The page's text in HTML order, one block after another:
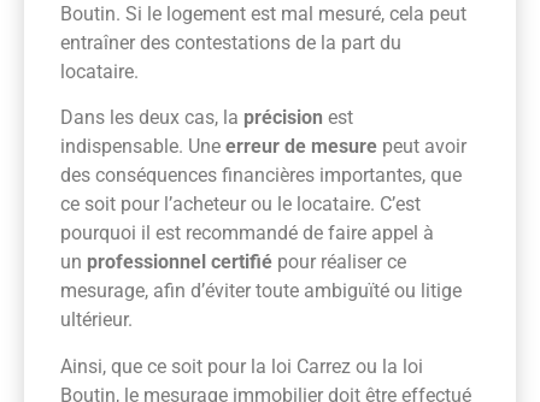
Boutin. Si le logement est mal mesuré, cela peut
entraîner des contestations de la part du
locataire.
Dans les deux cas, la précision est
indispensable. Une erreur de mesure peut avoir
des conséquences financières importantes, que
ce soit pour l’acheteur ou le locataire. C’est
pourquoi il est recommandé de faire appel à
un professionnel certifié pour réaliser ce
mesurage, afin d’éviter toute ambiguïté ou litige
ultérieur.
Ainsi, que ce soit pour la loi Carrez ou la loi
Boutin, le mesurage immobilier doit être effectué